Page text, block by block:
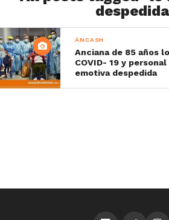
ÁNCASH
Anciana de 85 años
COVID- 19 y
emotiva despedida